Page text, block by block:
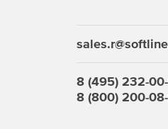
8 (495) 232-
8 (800) 200-